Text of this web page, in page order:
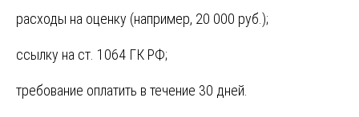
расходы на оценку (например, 20 000 руб.);
ссылку на ст. 1064 ГК РФ;
требование оплатить в течение 30 дней.